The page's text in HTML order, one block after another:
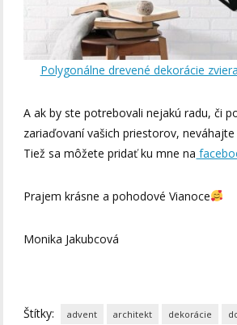
Polygonálne drevené dekorácie
A ak by ste potrebovali nejakú radu, či
zariaďovaní vašich priestorov,
Tiež sa môžete pridať ku mne na
Prajem krásne a pohodové Vianoce
Monika Jakubcová
Štítky: advent architekt dekorácie